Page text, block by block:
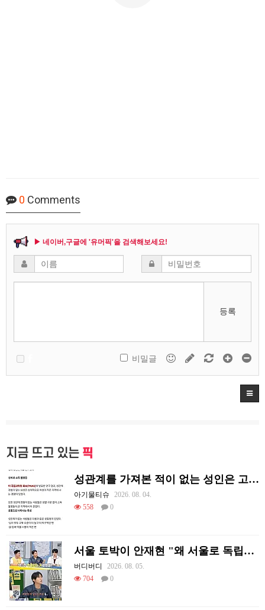
0 Comments
▶ 네이버,구글에 '유머픽'을 검색해보세요!
등록
비밀글
지금 뜨고 있는 픽
성관계를 가져본 적이 없는 성인은 고작 1%다
아기물티슈
2026. 08. 04.
558
0
서울 토박이 안재현 "왜 서울로 독립해?"
버디버디
2026. 08. 05.
704
0